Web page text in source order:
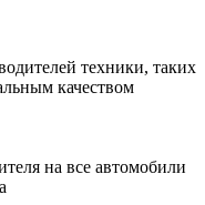
техники, таких
качеством
на все автомобили